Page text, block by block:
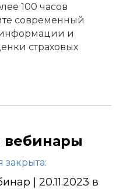
100 часов
современный
и
страховых
закрыта:
| 20.11.2023 в